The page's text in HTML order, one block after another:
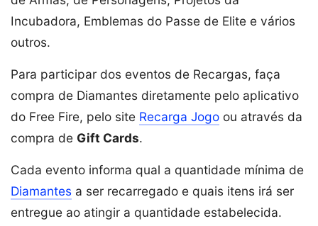
Incubadora, Emblemas do Passe de Elite e vários
outros.
Para participar dos eventos de Recargas, faça
compra de Diamantes diretamente pelo aplicativo
do Free Fire, pelo site Recarga Jogo ou através da
compra de Gift Cards.
Cada evento informa qual a quantidade mínima de
Diamantes a ser recarregado e quais itens irá ser
entregue ao atingir a quantidade estabelecida.